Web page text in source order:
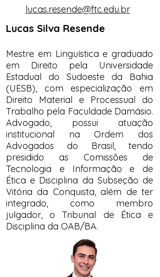
lucas.resende@ftc.edu.br
Lucas Silva Resende
Mestre em Linguística e graduado
em Direito pela Universidade
Estadual do Sudoeste da Bahia
(UESB), com especialização em
Direito Material e Processual do
Trabalho pela Faculdade Damásio.
Advogado, possui atuação
institucional na Ordem dos
Advogados do Brasil, tendo
presidido as Comissões de
Tecnologia e Informação e de
Ética e Disciplina da Subseção de
Vitória da Conquista, além de ter
integrado, como membro
julgador, o Tribunal de Ética e
Disciplina da OAB/BA.